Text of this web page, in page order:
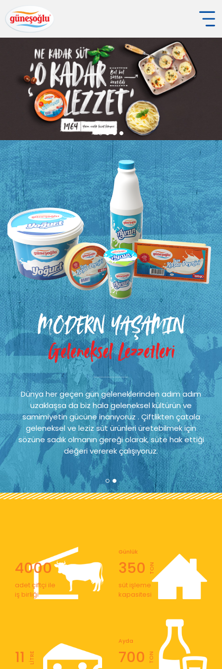
MODERN YAŞAMIN
Geleneksel Lezzetleri
Dünya her geçen gün geleneklerinden adım adım
uzaklaşsa da biz hala geleneksel kültürün ve
samimiyetin gücüne inanıyoruz . Çiftlikten çatala
geleneksel ve leziz süt ürünleri üretebilmek için
sözüne sadık olmanın gereği olarak, süte hak ettiği
değeri vererek çalışıyoruz.
4000
adet çiftçi ile
iş birliği
350
Günlük
TON
süt işleme
kapasitesi
11 LİTRE 700
Ayda
TON